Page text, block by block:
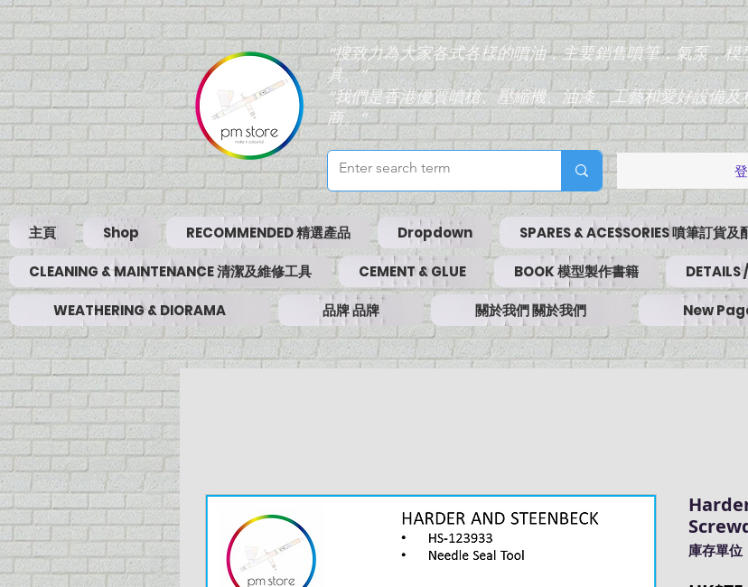
“搜致力為大家各式各樣的噴油，主要銷售噴筆，氣泵，模
具。”
“我們是香港優質噴槍、壓縮機、油漆、工藝和愛好設備及
商。”
主頁 Shop RECOMMENDED 精選產品 Dropdown SPARES & ACESSORIES 噴筆訂貨及
CLEANING & MAINTENANCE 清潔及維修工具 CEMENT & GLUE BOOK 模型製作書籍 DETAILS
WEATHERING & DIORAMA 品牌 品牌 關於我們 關於我們 New
庫存單位